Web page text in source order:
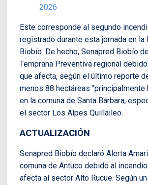
2026
Este corresponde al segundo
registrado durante esta jornada en la
Biobío. De hecho, Senapred Biobío
Temprana Preventiva regional
que afecta, según el último reporte
menos 88 hectáreas “principalmente
en la comuna de Santa Bárbara,
el sector Los Alpes Quillaileo.
ACTUALIZACIÓN
Senapred Biobío declaró Alerta
comuna de Antuco debido al
afecta al sector Alto Rucue. Según